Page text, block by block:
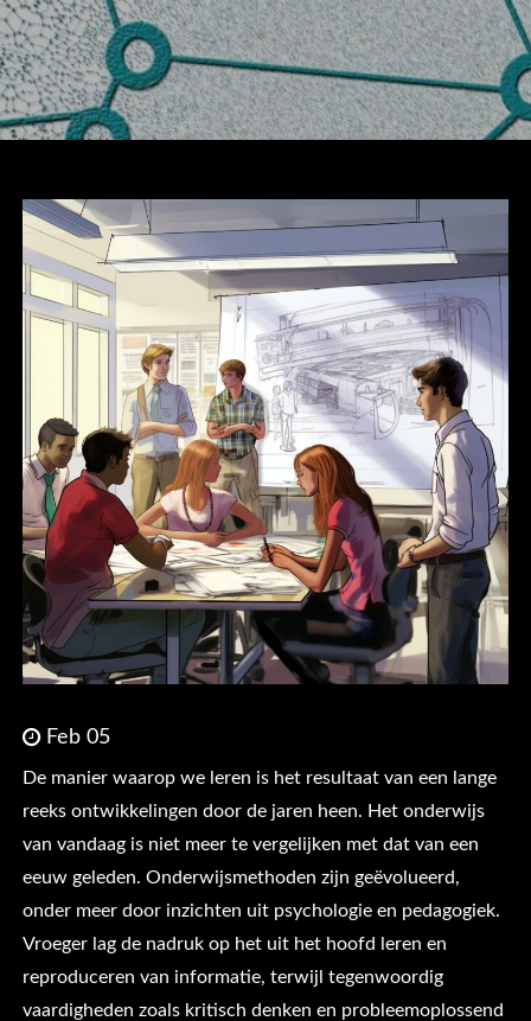
Feb 05
De manier waarop we leren is het resultaat van een lange
reeks ontwikkelingen door de jaren heen. Het onderwijs
van vandaag is niet meer te vergelijken met dat van een
eeuw geleden. Onderwijsmethoden zijn geëvolueerd,
onder meer door inzichten uit psychologie en pedagogiek.
Vroeger lag de nadruk op het uit het hoofd leren en
reproduceren van informatie, terwijl tegenwoordig
vaardigheden zoals kritisch denken en probleemoplossend